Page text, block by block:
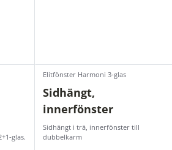
glas.
Elitfönster Harmoni 3-glas
Sidhängt,
innerfönster
Sidhängt i trä, innerfönster till
dubbelkarm